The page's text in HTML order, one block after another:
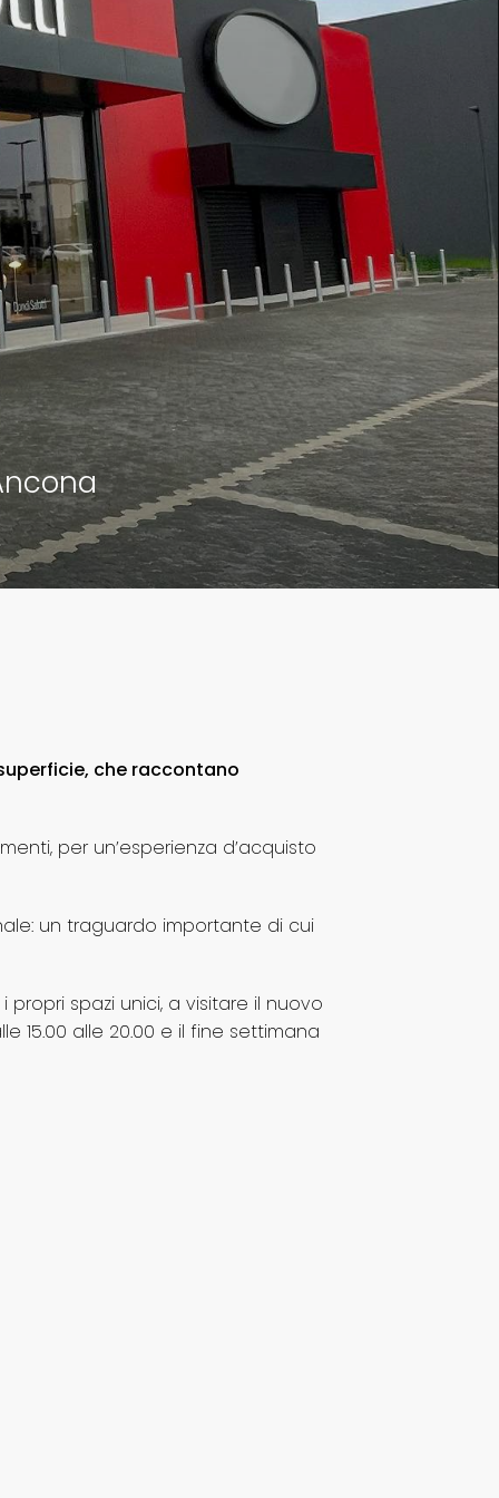
che raccontano
per un’esperienza d’acquisto
un traguardo importante di cui
spazi unici, a visitare il nuovo
15.00 alle 20.00 e il fine settimana